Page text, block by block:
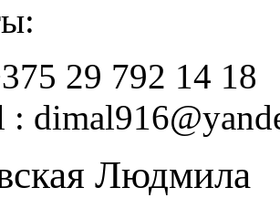
29 792 14 18
:
Людмила